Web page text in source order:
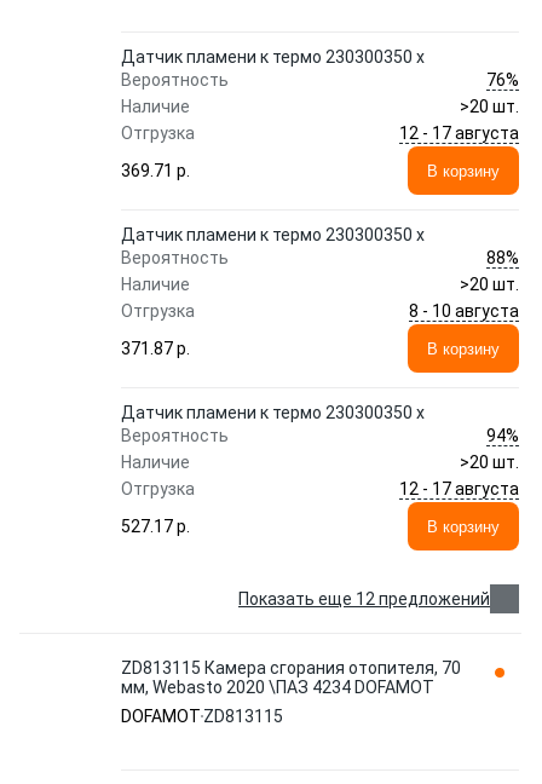
Датчик пламени к термо 230300350 x
Вероятность
76%
Наличие
>20 шт.
Отгрузка
12 - 17 августа
369.71 p.
В корзину
Датчик пламени к термо 230300350 x
Вероятность
88%
Наличие
>20 шт.
Отгрузка
8 - 10 августа
371.87 p.
В корзину
Датчик пламени к термо 230300350 x
Вероятность
94%
Наличие
>20 шт.
Отгрузка
12 - 17 августа
527.17 p.
В корзину
Показать еще 12 предложений
ZD813115 Камера сгорания отопителя, 70
мм, Webasto 2020 \ПАЗ 4234 DOFAMOT
DOFAMOT ZD813115